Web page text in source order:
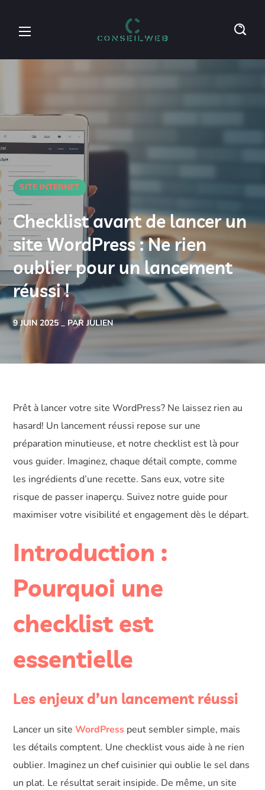
SITE INTERNET
Checklist avant de lancer un
site WordPress : Ne rien
oublier pour un lancement
réussi !
9 JUIN 2025 PAR JULIEN
Prêt à lancer votre site WordPress? Ne laissez rien au
hasard! Un lancement réussi repose sur une
préparation minutieuse, et notre checklist est là pour
vous guider. Imaginez, chaque détail compte, comme
les ingrédients d’une recette. Sans eux, votre site
risque de passer inaperçu. Suivez notre guide pour
maximiser votre visibilité et engagement dès le départ.
Introduction :
Pourquoi une
checklist est
essentielle
Les enjeux d’un lancement réussi
Lancer un siteWordPress peut sembler simple, mais
les détails comptent. Une checklist vous aide à ne rien
oublier. Imaginez un chef cuisinier qui oublie le sel dans
un plat. Le résultat serait insipide. De même, un site